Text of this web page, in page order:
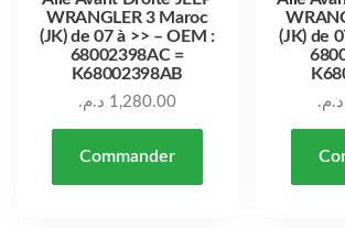
WRANGLER 3 Maroc
(JK) de 07 à >> – OEM :
68002398AC =
K68002398AB
1,280.00 د.م.
Commander
(JK) de
د.م.